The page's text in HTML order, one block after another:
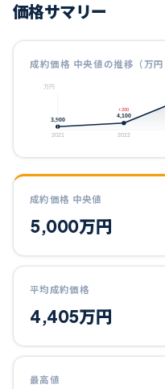
価格サマリー
成約価格 中央値の推移（万円
万円
3,900
2021
4,100
+200
2022
成約価格 中央値
5,000万円
平均成約価格
4,405万円
最高値